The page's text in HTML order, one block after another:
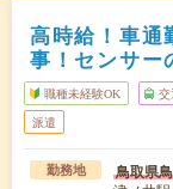
高時給！車通
事！センサー
職種未経験OK 交
派遣
勤務地 鳥取県